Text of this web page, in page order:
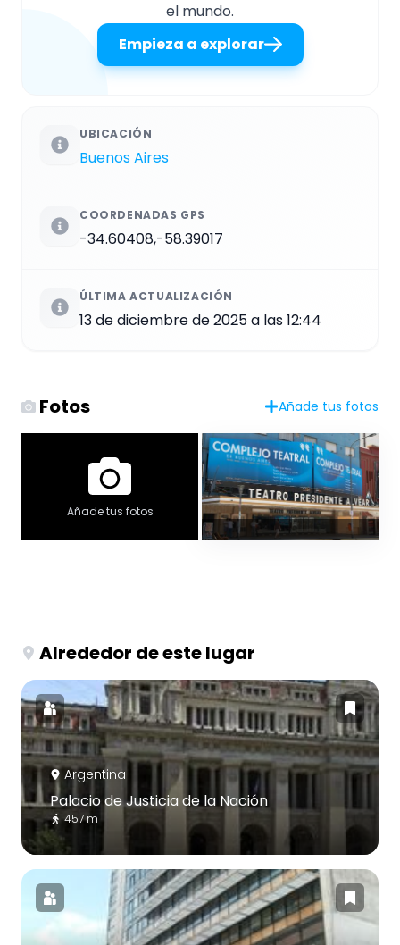
el mundo.
Empieza a explorar
UBICACIÓN
Buenos Aires
COORDENADAS GPS
-34.60408,-58.39017
ÚLTIMA ACTUALIZACIÓN
13 de diciembre de 2025 a las 12:44
Fotos Añade tus fotos
Añade tus fotos
Alrededor de este lugar
Argentina
Palacio de Justicia de la Nación
457 m